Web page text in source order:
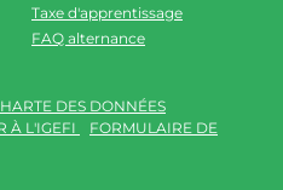
Taxe d'apprentissage
FAQ alternance
DES DONNÉES
À L'IGEFI
FORMULAIRE DE